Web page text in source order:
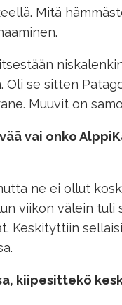
Mitä
Oli se sitten
Muuvit on
vai onko
ne ei ollut
viikon välein tuli
Keskityttiin
kiipesittekö